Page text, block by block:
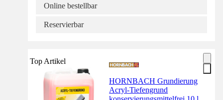
Online bestellbar
Reservierbar
Top Artikel
HORNBACH Grundierung
Acryl-Tiefengrund